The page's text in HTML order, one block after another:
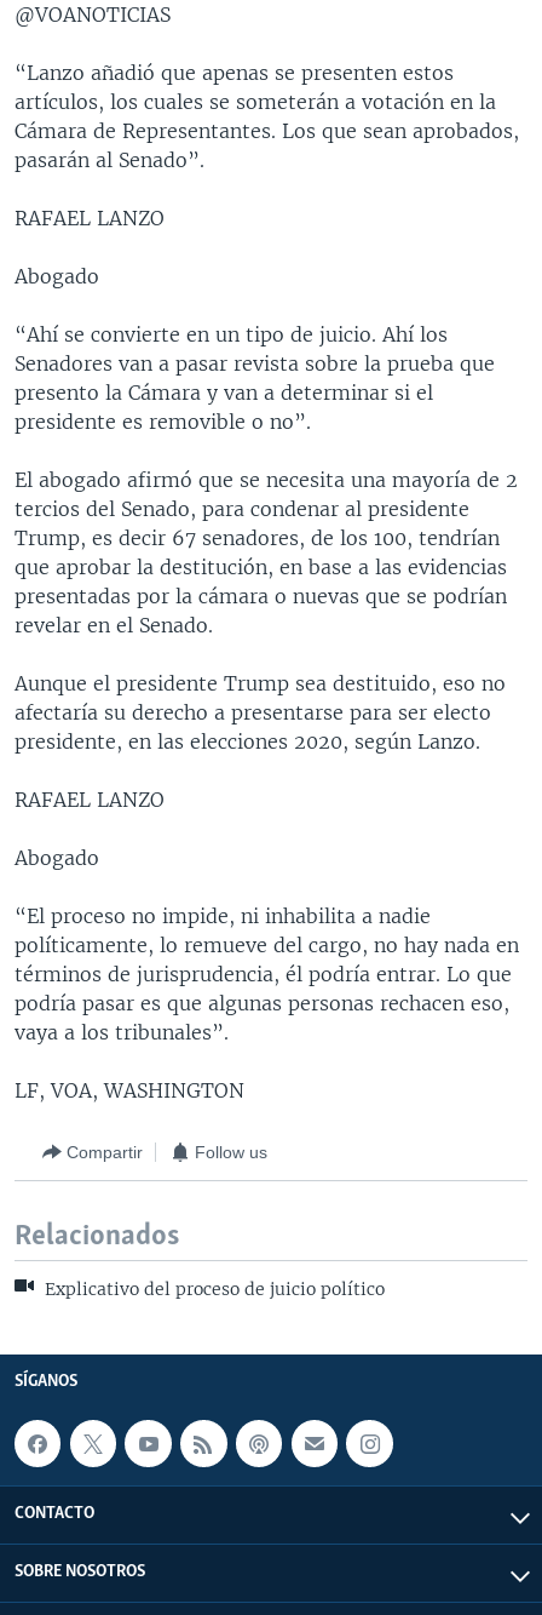
@VOANOTICIAS
“Lanzo añadió que apenas se presenten estos
artículos, los cuales se someterán a votación en la
Cámara de Representantes. Los que sean aprobados,
pasarán al Senado”.
RAFAEL LANZO
Abogado
“Ahí se convierte en un tipo de juicio. Ahí los
Senadores van a pasar revista sobre la prueba que
presento la Cámara y van a determinar si el
presidente es removible o no”.
El abogado afirmó que se necesita una mayoría de 2
tercios del Senado, para condenar al presidente
Trump, es decir 67 senadores, de los 100, tendrían
que aprobar la destitución, en base a las evidencias
presentadas por la cámara o nuevas que se podrían
revelar en el Senado.
Aunque el presidente Trump sea destituido, eso no
afectaría su derecho a presentarse para ser electo
presidente, en las elecciones 2020, según Lanzo.
RAFAEL LANZO
Abogado
“El proceso no impide, ni inhabilita a nadie
políticamente, lo remueve del cargo, no hay nada en
términos de jurisprudencia, él podría entrar. Lo que
podría pasar es que algunas personas rechacen eso,
vaya a los tribunales”.
LF, VOA, WASHINGTON
Compartir Follow us
Relacionados
Explicativo del proceso de juicio político
SÍGANOS
CONTACTO
SOBRE NOSOTROS